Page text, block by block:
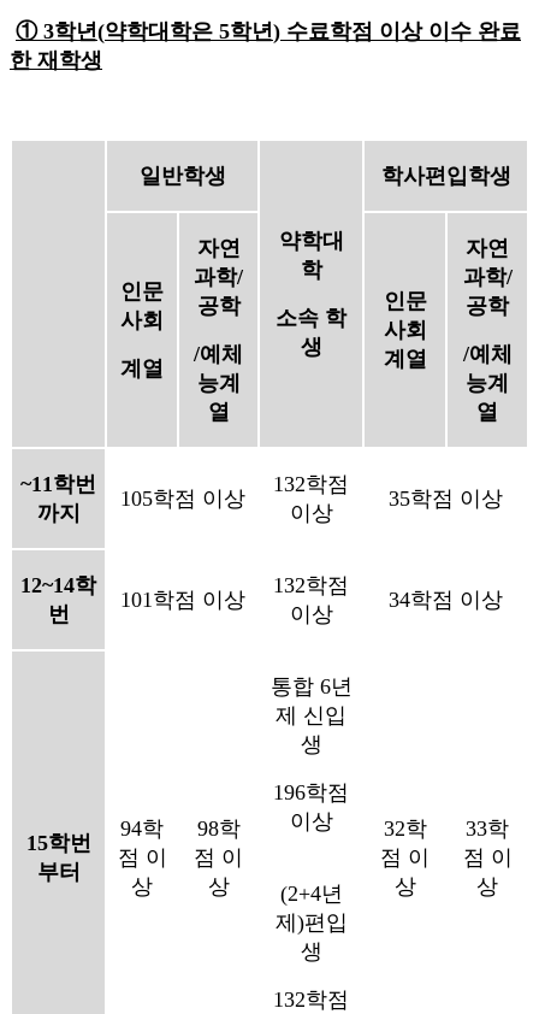
① 3학년(약학대학은 5학년) 수료학점 이상 이수 완료
한 재학생
일반학생
약학대
학
소속 학
생
학사편입학생
인문
사회
계열
자연
과학/
공학
/예체
능계
열
인문
사회
계열
자연
과학/
공학
/예체
능계
열
~11학번
까지
105학점 이상
132학점
이상
35학점 이상
12~14학
번
101학점 이상
132학점
이상
34학점 이상
15학번
부터
94학
점 이
상
98학
점 이
상
통합 6년
제 신입
생
196학점
이상
32학
점 이
상
33학
점 이
상
(2+4년
제)편입
생
132학점